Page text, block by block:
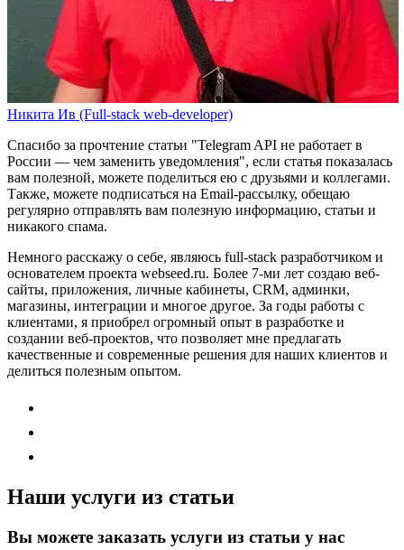
Никита Ив (Full-stack web-developer)
Спасибо за прочтение статьи "Telegram API не работает в
России — чем заменить уведомления", если статья показалась
вам полезной, можете поделиться ею с друзьями и коллегами.
Также, можете подписаться на Email-рассылку, обещаю
регулярно отправлять вам полезную информацию, статьи и
никакого спама.
Немного расскажу о себе, являюсь full-stack разработчиком и
основателем проекта webseed.ru. Более 7-ми лет создаю веб-
сайты, приложения, личные кабинеты, CRM, админки,
магазины, интеграции и многое другое. За годы работы с
клиентами, я приобрел огромный опыт в разработке и
создании веб-проектов, что позволяет мне предлагать
качественные и современные решения для наших клиентов и
делиться полезным опытом.
Наши услуги из статьи
Вы можете заказать услуги из статьи у нас